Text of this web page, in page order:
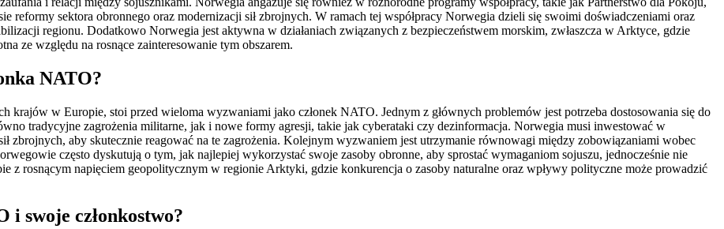
reformy sektora obronnego oraz modernizacji sił zbrojnych. W ramach tej współpracy Norwegia dzieli się swoimi doświadczeniami oraz
regionu. Dodatkowo Norwegia jest aktywna w działaniach związanych z bezpieczeństwem morskim, zwłaszcza w Arktyce, gdzie
ze względu na rosnące zainteresowanie tym obszarem.
NATO?
krajów w Europie, stoi przed wieloma wyzwaniami jako członek NATO. Jednym z głównych problemów jest potrzeba dostosowania się do
tradycyjne zagrożenia militarne, jak i nowe formy agresji, takie jak cyberataki czy dezinformacja. Norwegia musi inwestować w
zbrojnych, aby skutecznie reagować na te zagrożenia. Kolejnym wyzwaniem jest utrzymanie równowagi między zobowiązaniami wobec
często dyskutują o tym, jak najlepiej wykorzystać swoje zasoby obronne, aby sprostać wymaganiom sojuszu, jednocześnie nie
z rosnącym napięciem geopolitycznym w regionie Arktyki, gdzie konkurencja o zasoby naturalne oraz wpływy polityczne może prowadzić
i swoje członkostwo?